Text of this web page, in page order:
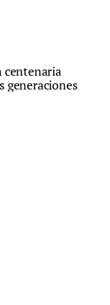
centenaria
generaciones